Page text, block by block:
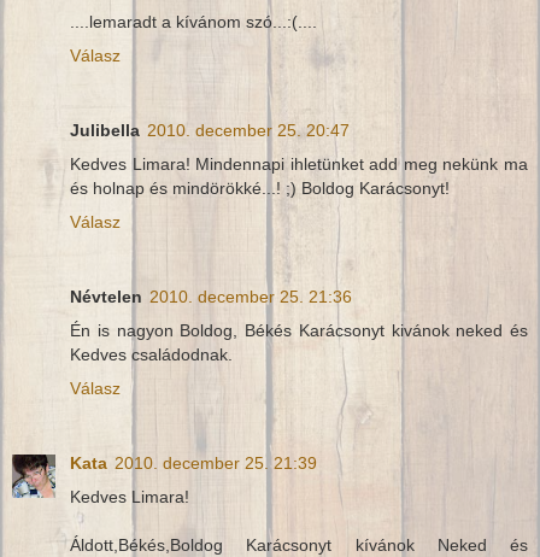
....lemaradt a kívánom szó...:(....
Válasz
Julibella 2010. december 25. 20:47
Kedves Limara! Mindennapi ihletünket add meg nekünk ma
és holnap és mindörökké...! ;) Boldog Karácsonyt!
Válasz
Névtelen 2010. december 25. 21:36
Én is nagyon Boldog, Békés Karácsonyt kivánok neked és
Kedves családodnak.
Válasz
Kata 2010. december 25. 21:39
Kedves Limara!
Áldott,Békés,Boldog Karácsonyt kívánok Neked és